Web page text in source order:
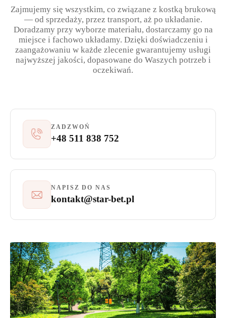
Zajmujemy się wszystkim, co związane z kostką brukową
— od sprzedaży, przez transport, aż po układanie.
Doradzamy przy wyborze materiału, dostarczamy go na
miejsce i fachowo układamy. Dzięki doświadczeniu i
zaangażowaniu w każde zlecenie gwarantujemy usługi
najwyższej jakości, dopasowane do Waszych potrzeb i
oczekiwań.
ZADZWOŃ
+48 511 838 752
NAPISZ DO NAS
kontakt@star-bet.pl